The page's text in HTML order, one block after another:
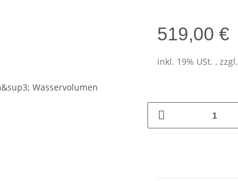
519,00 €
inkl. 19% USt. , zzgl.